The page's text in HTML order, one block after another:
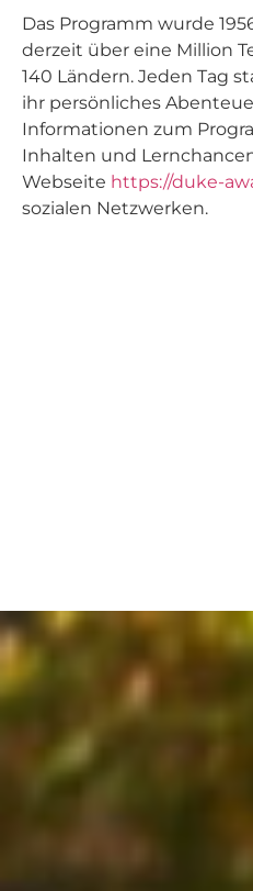
Das Programm wurde
derzeit über eine Million
140 Ländern. Jeden Tag
ihr persönliches
Informationen zum
Inhalten und
Webseite https://duke-
sozialen Netzwerken.